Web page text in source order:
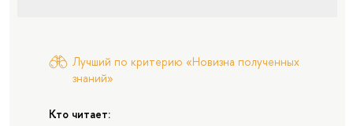
Лучший по критерию «Новизна полученных
знаний»
Кто читает: